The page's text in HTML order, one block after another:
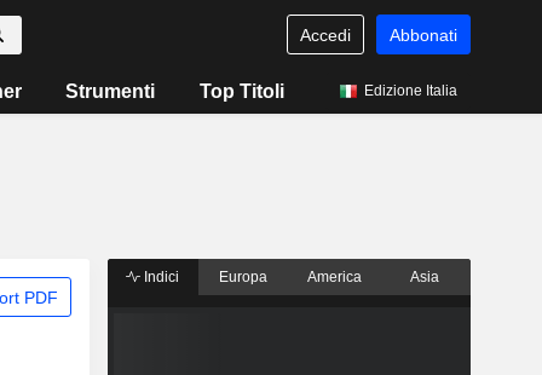
Accedi Abbonati
Strumenti Top Titoli Edizione Italia
PDF
Indici Europa America Asia